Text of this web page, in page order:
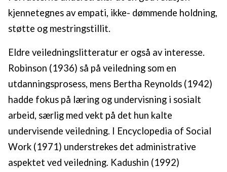
kjennetegnes av empati, ikke- dømmende holdning,
støtte og mestringstillit.
Eldre veiledningslitteratur er også av interesse.
Robinson (1936) så på veiledning som en
utdanningsprosess, mens Bertha Reynolds (1942)
hadde fokus på læring og undervisning i sosialt
arbeid, særlig med vekt på det hun kalte
undervisende veiledning. I Encyclopedia of Social
Work (1971) understrekes det administrative
aspektet ved veiledning. Kadushin (1992)